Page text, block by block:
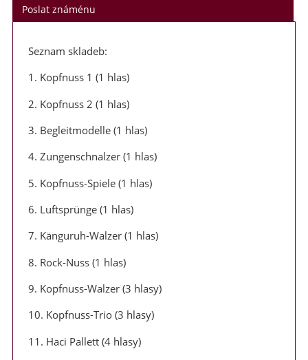
Poslat známénu
Seznam skladeb:
1. Kopfnuss 1 (1 hlas)
2. Kopfnuss 2 (1 hlas)
3. Begleitmodelle (1 hlas)
4. Zungenschnalzer (1 hlas)
5. Kopfnuss-Spiele (1 hlas)
6. Luftsprünge (1 hlas)
7. Känguruh-Walzer (1 hlas)
8. Rock-Nuss (1 hlas)
9. Kopfnuss-Walzer (3 hlasy)
10. Kopfnuss-Trio (3 hlasy)
11. Haci Pallett (4 hlasy)